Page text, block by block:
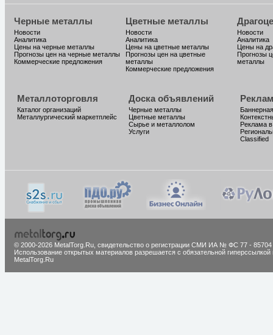
Черные металлы
Новости
Аналитика
Цены на черные металлы
Прогнозы цен на черные металлы
Коммерческие предложения
Цветные металлы
Новости
Аналитика
Цены на цветные металлы
Прогнозы цен на цветные
металлы
Коммерческие предложения
Новости
Аналитика
Цены на
Прогнозы
металлы
Металлоторговля
Каталог организаций
Металлургический маркетплейс
Доска объявлений
Черные металлы
Цветные металлы
Сырье и металлолом
Услуги
Реклама
Classified
© 2000-2026 MetalTorg.Ru, cвидетельство о регистрации СМИ ИА № ФС 77 - 85704
Использование открытых материалов разрешается с обязательной гиперссылкой
MetalTorg.Ru